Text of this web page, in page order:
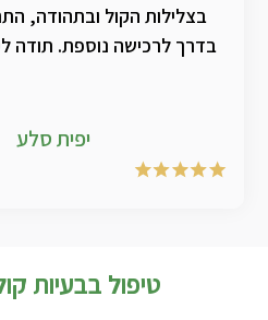
בצלילות הקול ובתהודה,
בדרך לרכישה נוספת. תודה
יפית סלע
טיפול בבעיות